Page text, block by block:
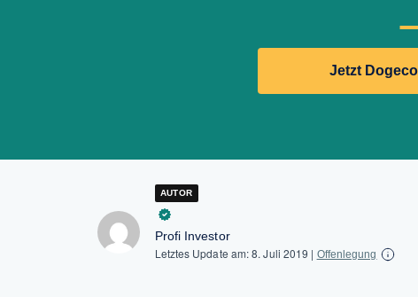
Jetzt
AUTOR
Profi Investor
Letztes Update am:8. Juli 2019 | Offenlegung